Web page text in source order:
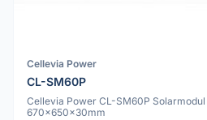
Cellevia Power
CL-SM60P
Cellevia Power CL-SM60P
670x650x30mm